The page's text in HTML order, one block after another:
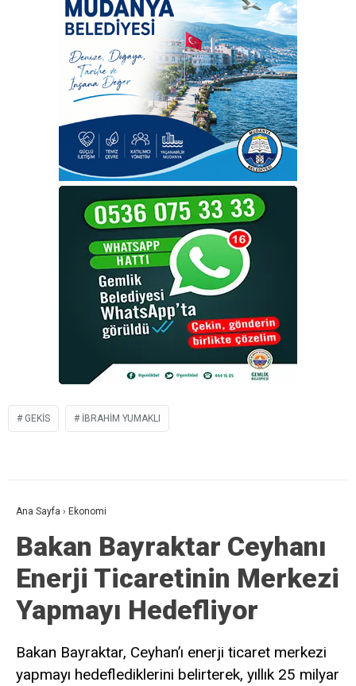
GEKİS IBRAHIM YUMAKLI
Ana Sayfa › Ekonomi
Bakan Bayraktar Ceyhanı
Enerji Ticaretinin Merkezi
Yapmayı Hedefliyor
Bakan Bayraktar, Ceyhan’ı enerji ticaret merkezi
yapmayı hedeflediklerini belirterek, yıllık 25 milyar